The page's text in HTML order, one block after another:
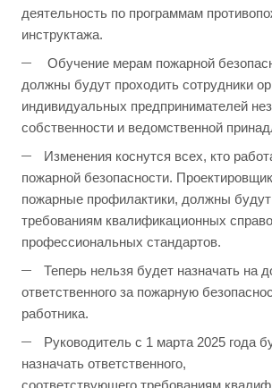
деятельность по программам
инструктажа.
Обучение мерам пожарной
должны будут проходить сотрудники
индивидуальных предпринимателей
собственности и ведомственной
Изменения коснутся всех, кто
пожарной безопасности.
пожарные профилактики, должны будут
требованиям квалификационных
профессиональных стандартов.
Теперь нельзя будет назначать на
ответственного за пожарную
работника.
Руководитель с 1 марта 2025 года
назначать ответственного,
соответствующего требованиям